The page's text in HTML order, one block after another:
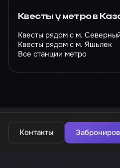
Квесты у метро в
Квесты рядом с м.
Квесты рядом с м. Яшьлек
Все станции метро
Контакты
Квесты в Казани Квесты